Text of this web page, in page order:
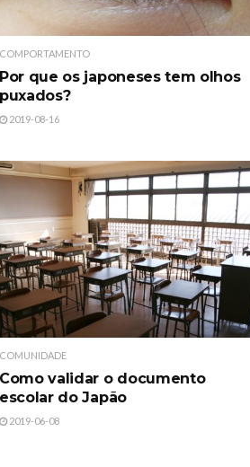
COMPORTAMENTO
Por que os japoneses tem olhos
puxados?
2019-08-16
COMUNIDADE
Como validar o documento
escolar do Japão
2019-06-08